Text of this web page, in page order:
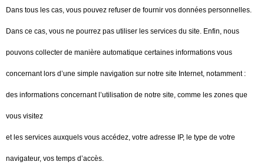
Dans tous les cas, vous pouvez refuser de fournir vos données personnelles.
Dans ce cas, vous ne pourrez pas utiliser les services du site. Enfin, nous
pouvons collecter de manière automatique certaines informations vous
concernant lors d’une simple navigation sur notre site Internet, notamment :
des informations concernant l’utilisation de notre site, comme les zones que
vous visitez
et les services auxquels vous accédez, votre adresse IP, le type de votre
navigateur, vos temps d’accès.